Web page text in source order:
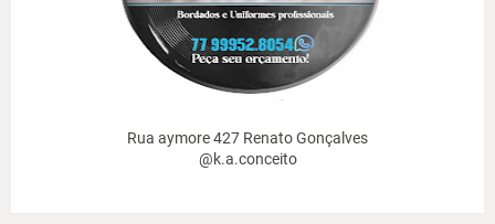
Rua aymore 427 Renato Gonçalves
@k.a.conceito